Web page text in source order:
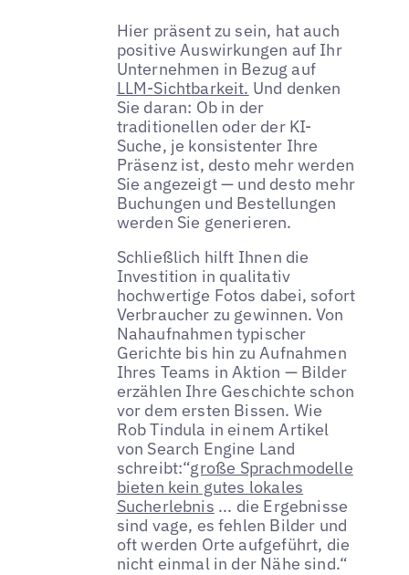
Hier präsent zu sein, hat auch
positive Auswirkungen auf Ihr
Unternehmen in Bezug auf
LLM-Sichtbarkeit. Und denken
Sie daran: Ob in der
traditionellen oder der KI-
Suche, je konsistenter Ihre
Präsenz ist, desto mehr werden
Sie angezeigt — und desto mehr
Buchungen und Bestellungen
werden Sie generieren.
Schließlich hilft Ihnen die
Investition in qualitativ
hochwertige Fotos dabei, sofort
Verbraucher zu gewinnen. Von
Nahaufnahmen typischer
Gerichte bis hin zu Aufnahmen
Ihres Teams in Aktion — Bilder
erzählen Ihre Geschichte schon
vor dem ersten Bissen. Wie
Rob Tindula in einem Artikel
von Search Engine Land
schreibt:“große Sprachmodelle
bieten kein gutes lokales
Sucherlebnis ... die Ergebnisse
sind vage, es fehlen Bilder und
oft werden Orte aufgeführt, die
nicht einmal in der Nähe sind.“